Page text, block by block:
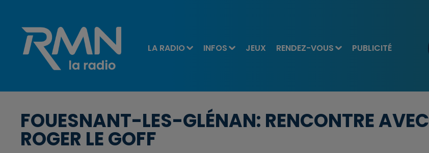
LA RADIO INFOS JEUX RENDEZ-VOUS PUBLICITÉ
FOUESNANT-LES-GLÉNAN: RENCONTRE AVEC
ROGER LE GOFF